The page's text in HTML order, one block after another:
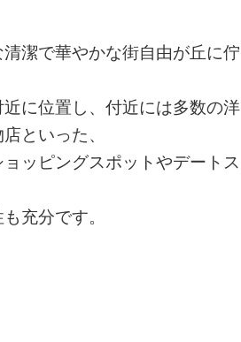
潔で華やかな街自由が丘に佇
に位置し、付近には多数の洋
といった、
ッピングスポットやデートス
充分です。